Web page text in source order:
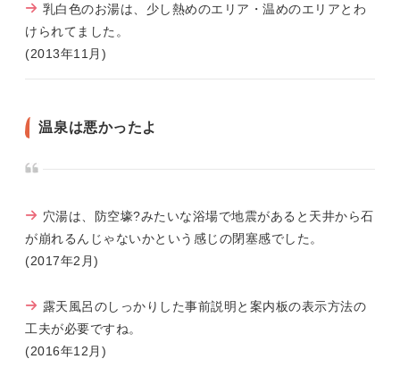
乳白色のお湯は、少し熱めのエリア・温めのエリアとわ
けられてました。
(2013年11月)
温泉は悪かったよ
穴湯は、防空壕?みたいな浴場で地震があると天井から石
が崩れるんじゃないかという感じの閉塞感でした。
(2017年2月)
露天風呂のしっかりした事前説明と案内板の表示方法の
工夫が必要ですね。
(2016年12月)